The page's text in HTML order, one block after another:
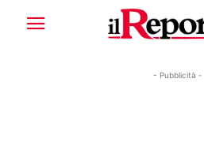
- Pubblicità -